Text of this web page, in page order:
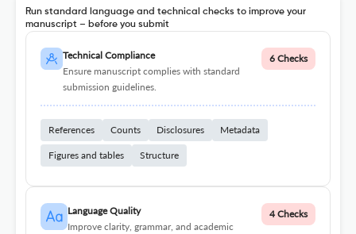
Run standard language and technical checks to improve your
manuscript – before you submit
Technical Compliance
Ensure manuscript complies with standard
submission guidelines.
6 Checks
References Counts Disclosures Metadata
Figures and tables Structure
Language Quality
Improve clarity, grammar, and academic
4 Checks